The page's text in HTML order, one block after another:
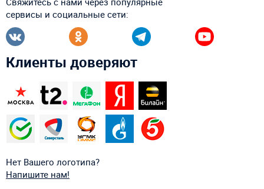
сервисы и социальные сети:
Клиенты доверяют
Нет Вашего логотипа?
Напишите нам!